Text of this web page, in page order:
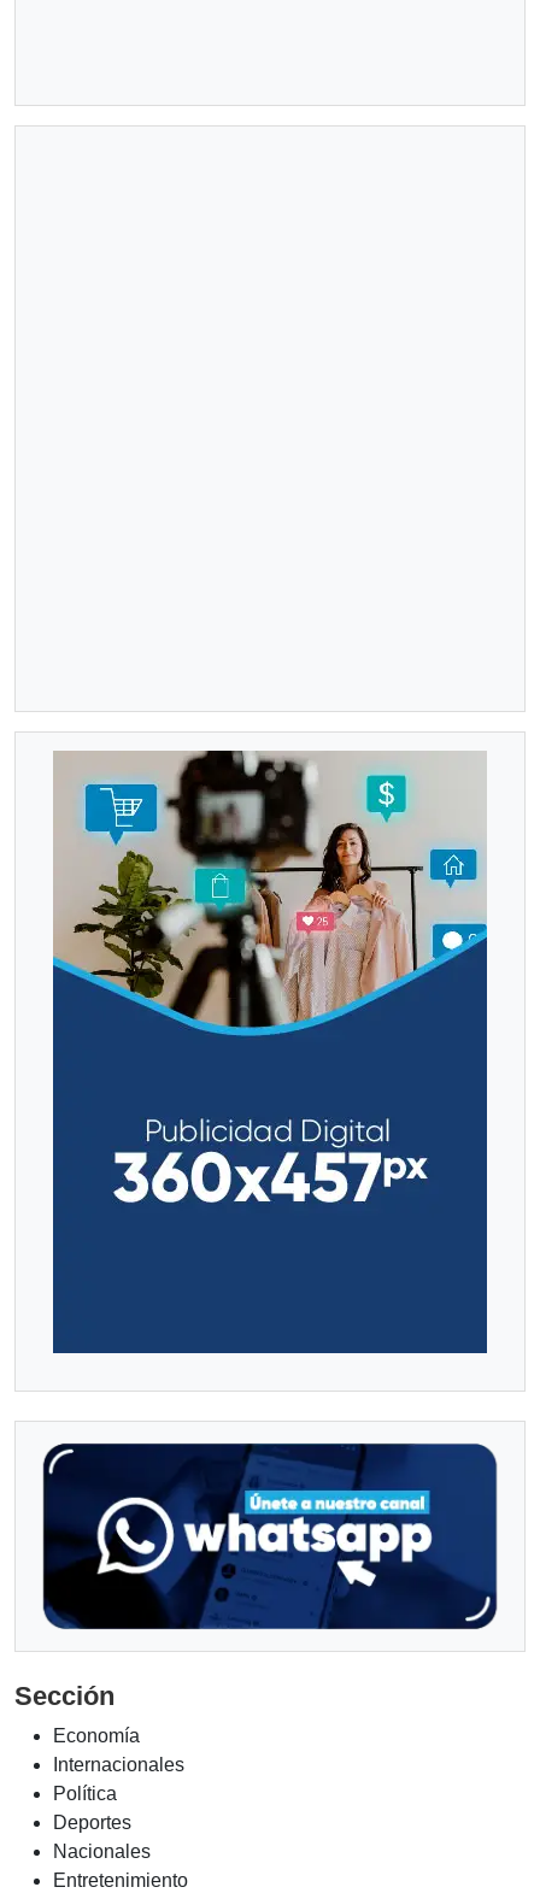
Sección
Economía
Internacionales
Política
Deportes
Nacionales
Entretenimiento